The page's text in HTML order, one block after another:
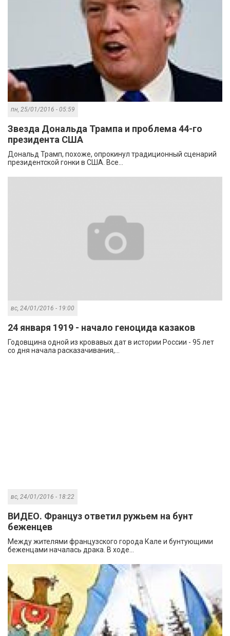
пн, 25/01/2016 - 05:59
Звезда Дональда Трампа и проблема 44-го
президента США
Дональд Трамп, похоже, опрокинул традиционный сценарий
президентской гонки в США. Все...
вс, 24/01/2016 - 19:00
24 января 1919 - начало геноцида казаков
Годовщина одной из кровавых дат в истории России - 95 лет
со дня начала расказачивания,...
вс, 24/01/2016 - 18:22
ВИДЕО. Француз ответил ружьем на бунт
беженцев
Между жителями французского города Кале и бунтующими
беженцами началась драка. В ходе...